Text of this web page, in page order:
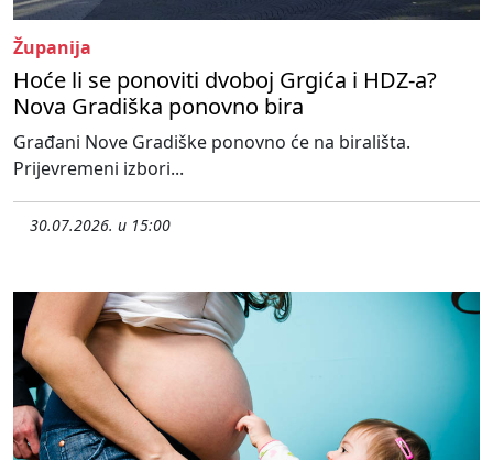
Županija
Hoće li se ponoviti dvoboj Grgića i HDZ-a?
Nova Gradiška ponovno bira
Građani Nove Gradiške ponovno će na birališta.
Prijevremeni izbori...
30.07.2026. u 15:00